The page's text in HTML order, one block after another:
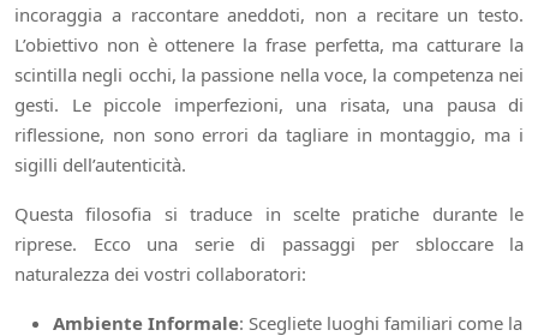
incoraggia a raccontare aneddoti, non a recitare un testo.
L’obiettivo non è ottenere la frase perfetta, ma catturare la
scintilla negli occhi, la passione nella voce, la competenza nei
gesti. Le piccole imperfezioni, una risata, una pausa di
riflessione, non sono errori da tagliare in montaggio, ma i
sigilli dell’autenticità.
Questa filosofia si traduce in scelte pratiche durante le
riprese. Ecco una serie di passaggi per sbloccare la
naturalezza dei vostri collaboratori:
Ambiente Informale: Scegliete luoghi familiari come la